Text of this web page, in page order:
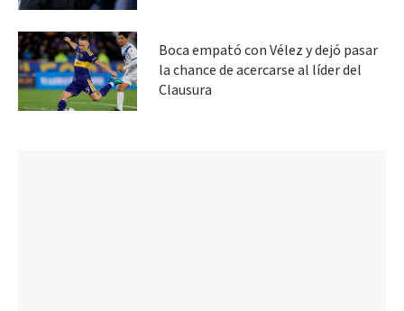
Boca empató con Vélez y dejó pasar
la chance de acercarse al líder del
Clausura